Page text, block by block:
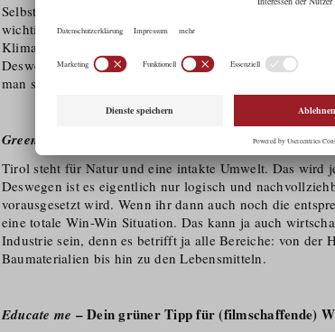
Selbst große Banken, Investoren und riesige
wichtig das Thema ist. Es wird in den nächsten Jahren
Klimawandel wird uns massiv beschäftigen. Aber es
Deswegen ist eine Aus- und Weiterbildung in diesem
man sich auch sehr gut in andere Kulturbereiche oder
Green Filming in Tirol – Was kann Green Filming für
Tirol steht für Natur und eine intakte Umwelt. Das wird
Deswegen ist es eigentlich nur logisch und
vorausgesetzt wird. Wenn ihr dann auch noch die
eine totale Win-Win Situation. Das kann ja auch
Industrie sein, denn es betrifft ja alle Bereiche: von der
Baumaterialien bis hin zu den Lebensmitteln.
Educate me – Dein grüner Tipp für (filmschaffende)